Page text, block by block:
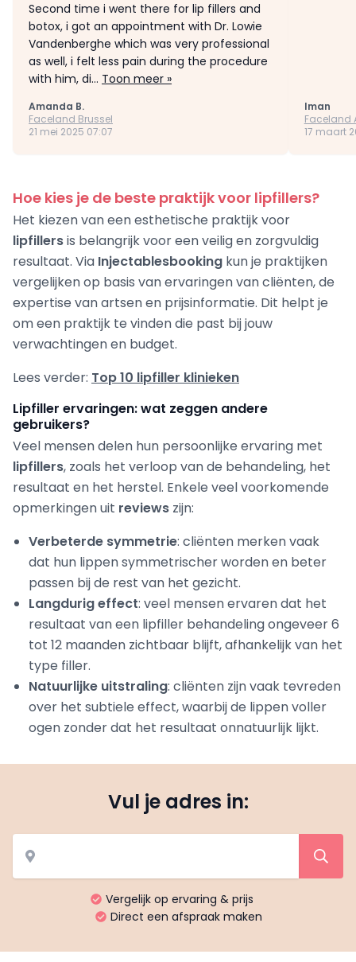
Second time i went there for lip fillers and
botox, i got an appointment with Dr. Lowie
Vandenberghe which was very professional
as well, i felt less pain during the procedure
with him, di... Toon meer »
Amanda B.
Faceland Brussel
21 mei 2025 07:07
Iman
Faceland
17 maart
Hoe kies je de beste praktijk voor lipfillers?
Het kiezen van een esthetische praktijk voor
lipfillersis belangrijk voor een veilig en zorgvuldig
resultaat. Via Injectablesbooking kun je praktijken
vergelijken op basis van ervaringen van cliënten, de
expertise van artsen en prijsinformatie. Dit helpt je
om een praktijk te vinden die past bij jouw
verwachtingen en budget.
Lees verder: Top 10 lipfiller klinieken
Lipfiller ervaringen: wat zeggen andere
gebruikers?
Veel mensen delen hun persoonlijke ervaring met
lipfillers, zoals het verloop van de behandeling, het
resultaat en het herstel. Enkele veel voorkomende
opmerkingen uit reviews zijn:
Verbeterde symmetrie: cliënten merken vaak
dat hun lippen symmetrischer worden en beter
passen bij de rest van het gezicht.
Langdurig effect: veel mensen ervaren dat het
resultaat van een lipfiller behandeling ongeveer 6
tot 12 maanden zichtbaar blijft, afhankelijk van het
type filler.
Natuurlijke uitstraling: cliënten zijn vaak tevreden
over het subtiele effect, waarbij de lippen voller
ogen zonder dat het resultaat onnatuurlijk lijkt.
Vul je adres in:
Vergelijk op ervaring & prijs
Direct een afspraak maken